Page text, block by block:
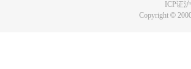
ICP证
Copyright©